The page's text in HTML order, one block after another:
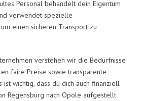
Personal behandelt dein Eigentum
verwendet spezielle
einen sicheren Transport zu
verstehen wir die Bedürfnisse
faire Preise sowie transparente
ist wichtig, dass du dich auch finanziell
Regensburg nach Opole aufgestellt